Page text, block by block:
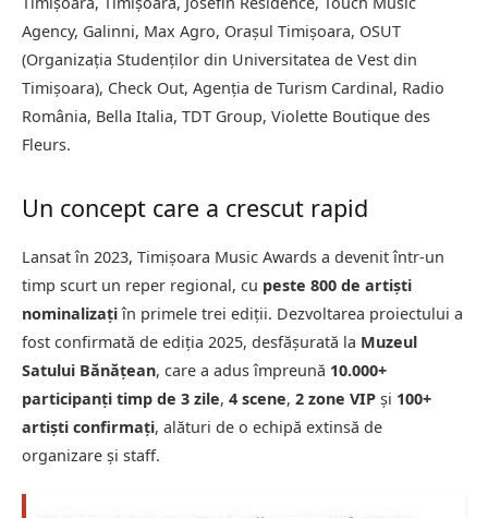
Agency, Galinni, Max Agro, Orașul Timișoara, OSUT
(Organizația Studenților din Universitatea de Vest din
Timișoara), Check Out, Agenția de Turism Cardinal, Radio
România, Bella Italia, TDT Group, Violette Boutique des
Fleurs.
Un concept care a crescut rapid
Lansat în 2023, Timișoara Music Awards a devenit într-un
timp scurt un reper regional, cu peste 800 de artiști
nominalizațiîn primele trei ediții. Dezvoltarea proiectului a
fost confirmată de ediția 2025, desfășurată la Muzeul
Satului Bănățean, care a adus împreună 10.000+
participanți timp de 3 zile, 4 scene, 2 zone VIP și 100+
artiști confirmați, alături de o echipă extinsă de
organizare și staff.